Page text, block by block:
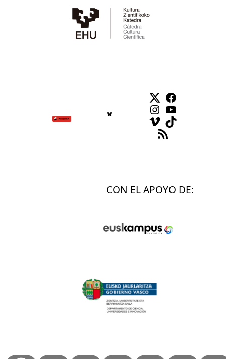
TwitterFacebook
Instagram
YouTube
VimeoTikTok
Feed RSS
CON EL APOYO DE: